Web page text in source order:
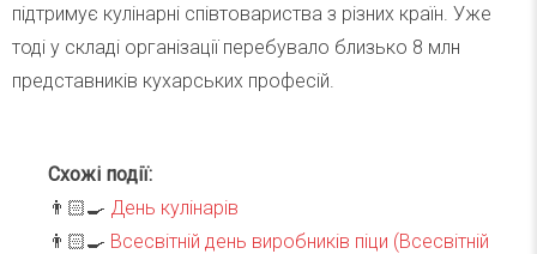
підтримує кулінарні співтовариства з різних країн. Уже
тоді у складі організації перебувало близько 8 млн
представників кухарських професій.
Схожі події:
👨🏻‍🍳 День кулінарів
👨🏻‍🍳 Всесвітній день виробників піци (Всесвітній